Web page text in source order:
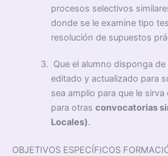
procesos selectivos
donde se le examine tipo
resolución de supuestos
Que el alumno disponga
editado y actualizado para
sea amplio para que le
para otras convocatorias
Locales).
OBJETIVOS ESPECÍFICOS